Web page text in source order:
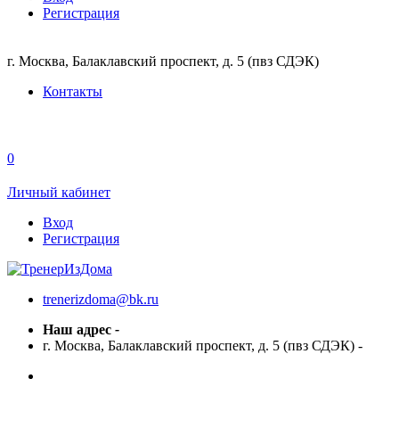
Регистрация
г. Москва, Балаклавский проспект, д. 5 (пвз СДЭК)
Контакты
0
Личный кабинет
Вход
Регистрация
trenerizdoma@bk.ru
Наш адрес -
г. Москва, Балаклавский проспект, д. 5 (пвз СДЭК) -